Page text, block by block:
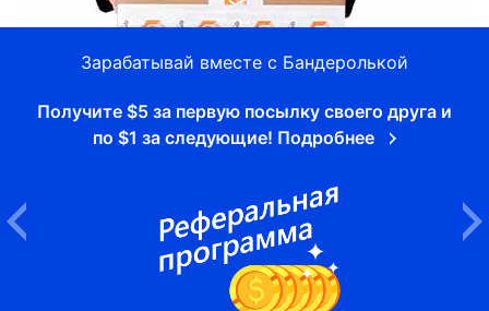
Зарабатывай вместе с Бандеролькой
Получите $5 за первую посылку своего друга и
по $1 за следующие! Подробнее